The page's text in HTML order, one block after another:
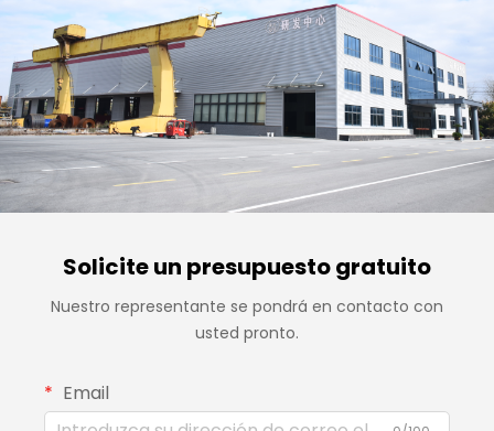
Solicite un presupuesto gratuito
Nuestro representante se pondrá en contacto con
usted pronto.
Email